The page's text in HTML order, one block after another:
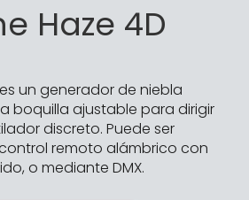
Haze 4D
un generador de niebla
boquilla ajustable para dirigir
discreto. Puede ser
remoto alámbrico con
o mediante DMX.